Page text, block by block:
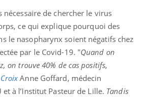
nécessaire de chercher le virus
ce qui explique pourquoi des
le nasopharynx soient négatifs chez
par le Covid-19. "Quand on
on trouve 40% de cas positifs,
Anne Goffard, médecin
à l’Institut Pasteur de Lille. Tandis